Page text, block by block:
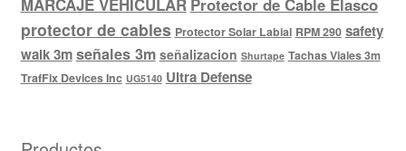
MARCAJE VEHICULAR Protector de Cable Elasco
protector de cables Protector Solar Labial RPM 290 safety
walk 3mseñales 3m señalizacion Shurtape Tachas Viales 3m
TrafFix Devices Inc UG5140 Ultra Defense